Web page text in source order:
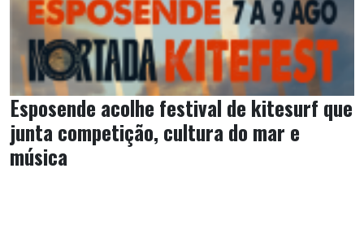
Esposende acolhe festival de kitesurf que
junta competição, cultura do mar e
música